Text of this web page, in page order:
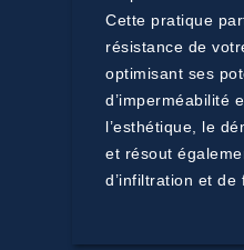
Cette pratique
résistance de
optimisant ses
d’imperméabilité
l’esthétique, le
et résout
d’infiltration et de